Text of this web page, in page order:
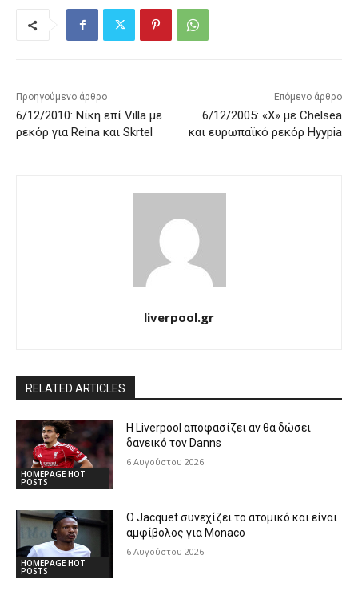
Προηγούμενο άρθρο
6/12/2010: Νίκη επί Villa με
ρεκόρ για Reina και Skrtel
Επόμενο άρθρο
6/12/2005: «X» με Chelsea
και ευρωπαϊκό ρεκόρ Hyypia
liverpool.gr
RELATED ARTICLES
HOMEPAGE HOT
POSTS
Η Liverpool αποφασίζει αν θα δώσει
δανεικό τον Danns
6 Αυγούστου 2026
HOMEPAGE HOT
POSTS
Ο Jacquet συνεχίζει το ατομικό και είναι
αμφίβολος για Monaco
6 Αυγούστου 2026